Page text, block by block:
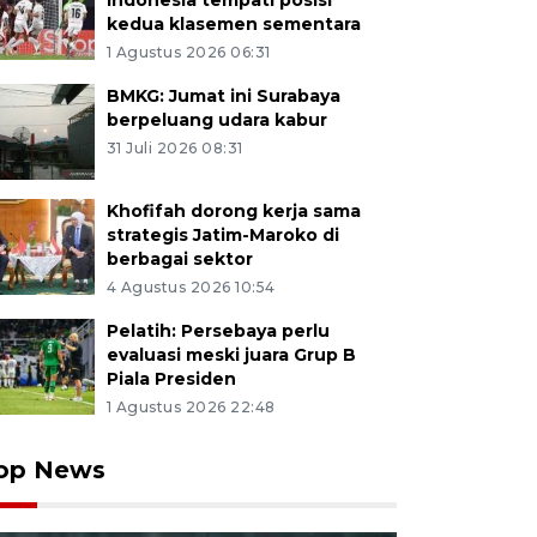
kedua klasemen sementara
1 Agustus 2026 06:31
BMKG: Jumat ini Surabaya
berpeluang udara kabur
31 Juli 2026 08:31
Khofifah dorong kerja sama
strategis Jatim-Maroko di
berbagai sektor
4 Agustus 2026 10:54
Pelatih: Persebaya perlu
evaluasi meski juara Grup B
Piala Presiden
1 Agustus 2026 22:48
News